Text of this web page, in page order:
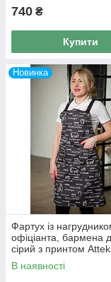
740 ₴
Купити
Новинка
Фартух із
офіціанта, бармена
сірий з принтом
00100
В наявності